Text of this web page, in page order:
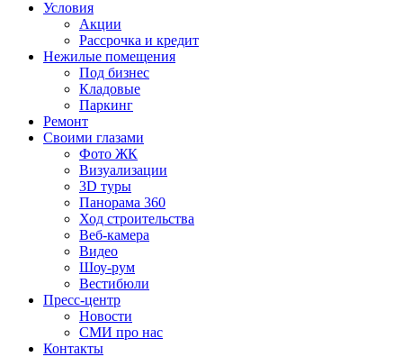
Условия
Акции
Рассрочка и кредит
Нежилые помещения
Под бизнес
Кладовые
Паркинг
Ремонт
Своими глазами
Фото ЖК
Визуализации
3D туры
Панорама 360
Ход строительства
Веб-камера
Видео
Шоу-рум
Вестибюли
Пресс-центр
Новости
СМИ про нас
Контакты